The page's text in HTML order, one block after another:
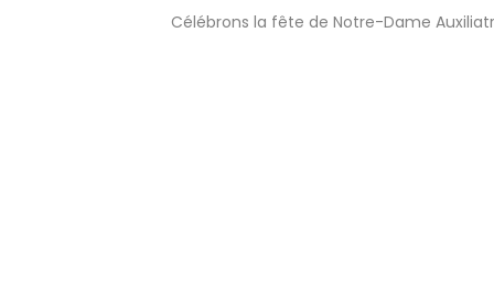
Célébrons la fête de Notre-Dame